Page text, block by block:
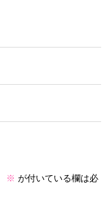
※ が付いている欄は必